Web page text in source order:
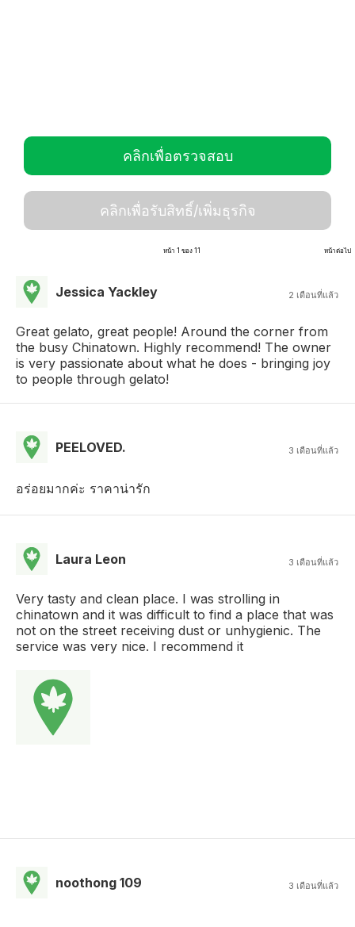
คลิกเพื่อตรวจสอบ
คลิกเพื่อรับสิทธิ์/เพิ่มธุรกิจ
หน้า 1 ของ 11 หน้าต่อไป
Jessica Yackley 2 เดือนที่แล้ว
Great gelato, great people! Around the corner from
the busy Chinatown. Highly recommend! The owner
is very passionate about what he does - bringing joy
to people through gelato!
PEELOVED. 3 เดือนที่แล้ว
อร่อยมากค่ะ ราคาน่ารัก
Laura Leon 3 เดือนที่แล้ว
Very tasty and clean place. I was strolling in
chinatown and it was difficult to find a place that was
not on the street receiving dust or unhygienic. The
service was very nice. I recommend it
noothong 109 3 เดือนที่แล้ว